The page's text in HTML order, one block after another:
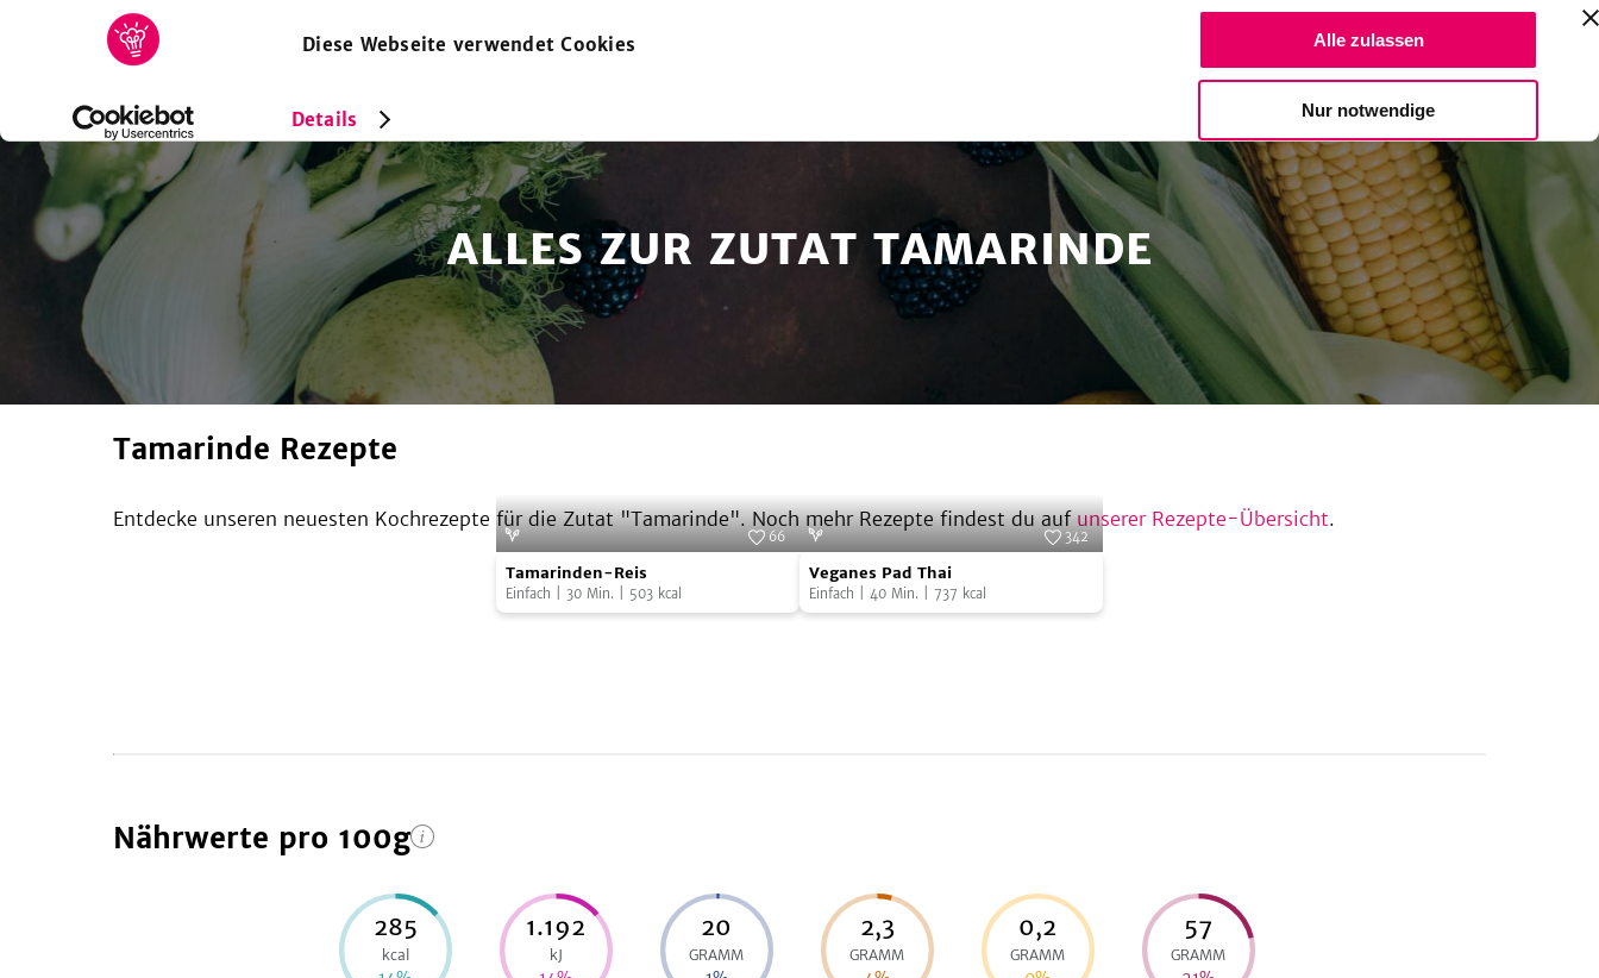
Diese Webseite verwendet Cookies
Details
Alle zulassen
Nur notwendige
REZEPTE SAMMLUNGEN MAGAZIN Spendiere einen Kaffee
Suche
ALLES ZUR ZUTAT TAMARINDE
Tamarinde Rezepte
Entdecke unseren neuesten Kochrezepte für die Zutat "Tamarinde". Noch mehr Rezepte findest du auf unserer Rezepte-Übersicht.
Tamarinden-
Reis
66
Tamarinden-Reis
Einfach 30 Min. 503 kcal
Veganes
Pad
Thai
342
Veganes Pad Thai
Einfach 40 Min. 737 kcal
Nährwerte pro 100g
285
kcal
1.192
kJ
20
GRAMM
2,3
GRAMM
0,2
GRAMM
57
GRAMM